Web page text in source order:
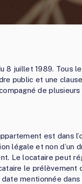
8 juillet 1989. Tous
public et une
de
est dans
légale et non
Le locataire peut
le prélèvement
mentionnée